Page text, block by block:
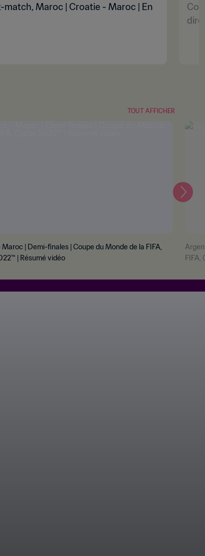
Maroc | Croatie - Maroc | En
TOUT AFFICHER
Maroc | Demi-finales | Coupe du Monde de la FIFA,
| Résumé vidéo
FIFA,